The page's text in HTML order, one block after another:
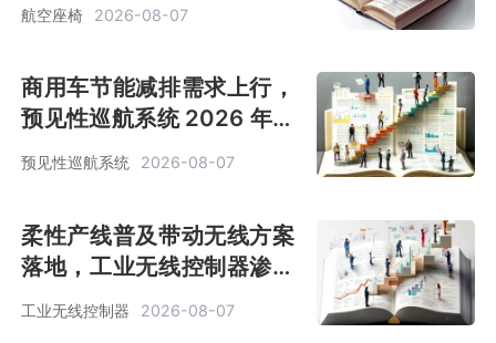
航空座椅 2026-08-07
商用车节能减排需求上行，
预见性巡航系统 2026 年销
售额预计达 2.68 亿美元
[图]
预见性巡航系统 2026-08-07
柔性产线普及带动无线方案
落地，工业无线控制器渗透
率提升，2026 年市场规模
2.67 亿美元[图]
工业无线控制器 2026-08-07